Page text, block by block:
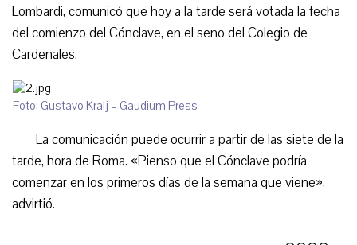
Lombardi, comunicó que hoy a la tarde será votada la fecha
del comienzo del Cónclave, en el seno del Colegio de
Cardenales.
Foto: Gustavo Kralj – Gaudium Press
La comunicación puede ocurrir a partir de las siete de la
tarde, hora de Roma. «Pienso que el Cónclave podría
comenzar en los primeros días de la semana que viene»,
advirtió.